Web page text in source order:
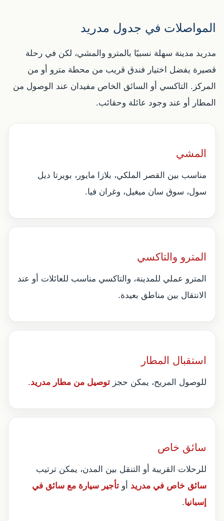
المواصلات في جدول مدريد
مدريد مدينة سهلة نسبيًا بالمترو والمشي، لكن في رحلة
قصيرة يفضل اختيار فندق قريب من محطة مترو أو من
المركز. التاكسي أو السائق الخاص مفيدان عند الوصول من
المطار أو عند وجود عائلة وحقائب.
المشي
مناسب بين القصر الملكي، بلازا مايور، بويرتا ديل
سول، سوق سان ميغيل، وغران فيا.
المترو والتاكسي
المترو عملي للمدينة، والتاكسي مناسب للعائلات أو عند
الانتقال بين مناطق بعيدة.
استقبال المطار
للوصول المريح، يمكن حجز توصيل من مطار مدريد.
سائق خاص
للرحلات القريبة أو التنقل بين المدن، يمكن ترتيب
سائق خاص في مدريد أو تأجير سيارة مع سائق في
إسبانيا.